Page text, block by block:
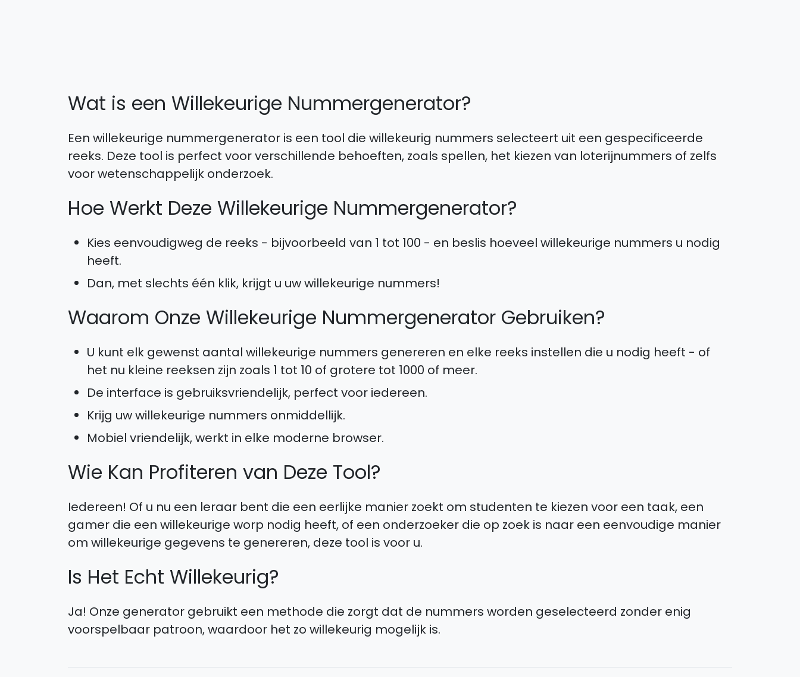
Wat is een Willekeurige Nummergenerator?
Een willekeurige nummergenerator is een tool die willekeurig nummers selecteert uit een gespecificeerde
reeks. Deze tool is perfect voor verschillende behoeften, zoals spellen, het kiezen van loterijnummers of zelfs
voor wetenschappelijk onderzoek.
Hoe Werkt Deze Willekeurige Nummergenerator?
Kies eenvoudigweg de reeks - bijvoorbeeld van 1 tot 100 - en beslis hoeveel willekeurige nummers u nodig
heeft.
Dan, met slechts één klik, krijgt u uw willekeurige nummers!
Waarom Onze Willekeurige Nummergenerator Gebruiken?
U kunt elk gewenst aantal willekeurige nummers genereren en elke reeks instellen die u nodig heeft - of
het nu kleine reeksen zijn zoals 1 tot 10 of grotere tot 1000 of meer.
De interface is gebruiksvriendelijk, perfect voor iedereen.
Krijg uw willekeurige nummers onmiddellijk.
Mobiel vriendelijk, werkt in elke moderne browser.
Wie Kan Profiteren van Deze Tool?
Iedereen! Of u nu een leraar bent die een eerlijke manier zoekt om studenten te kiezen voor een taak, een
gamer die een willekeurige worp nodig heeft, of een onderzoeker die op zoek is naar een eenvoudige manier
om willekeurige gegevens te genereren, deze tool is voor u.
Is Het Echt Willekeurig?
Ja! Onze generator gebruikt een methode die zorgt dat de nummers worden geselecteerd zonder enig
voorspelbaar patroon, waardoor het zo willekeurig mogelijk is.